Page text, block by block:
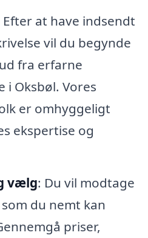
Efter at have indsendt
vil du begynde
fra erfarne
i Oksbøl. Vores
er omhyggeligt
ekspertise og
vælg: Du vil modtage
du nemt kan
priser,